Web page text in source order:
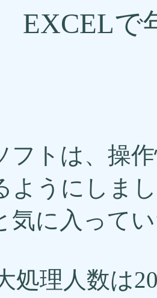
EXCELで
トは、操
ようにしま
に入って
人数は